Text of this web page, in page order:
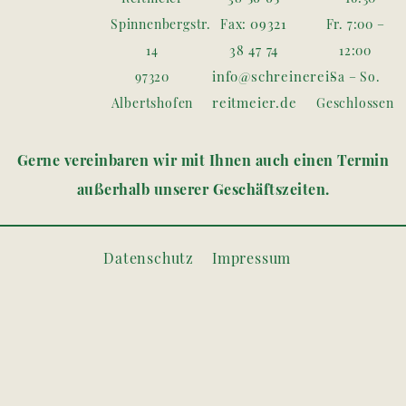
Spinnenbergstr.
14
97320
Albertshofen
Fax: 09321
38 47 74
info@schreinerei-
reitmeier.de
Fr. 7:00 –
12:00
Sa – So.
Geschlossen
Gerne vereinbaren wir mit Ihnen auch einen Termin
außerhalb unserer Geschäftszeiten.
Datenschutz Impressum